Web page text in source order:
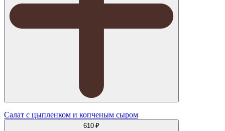
Салат с цыпленком и копченым сыром
610 ₽